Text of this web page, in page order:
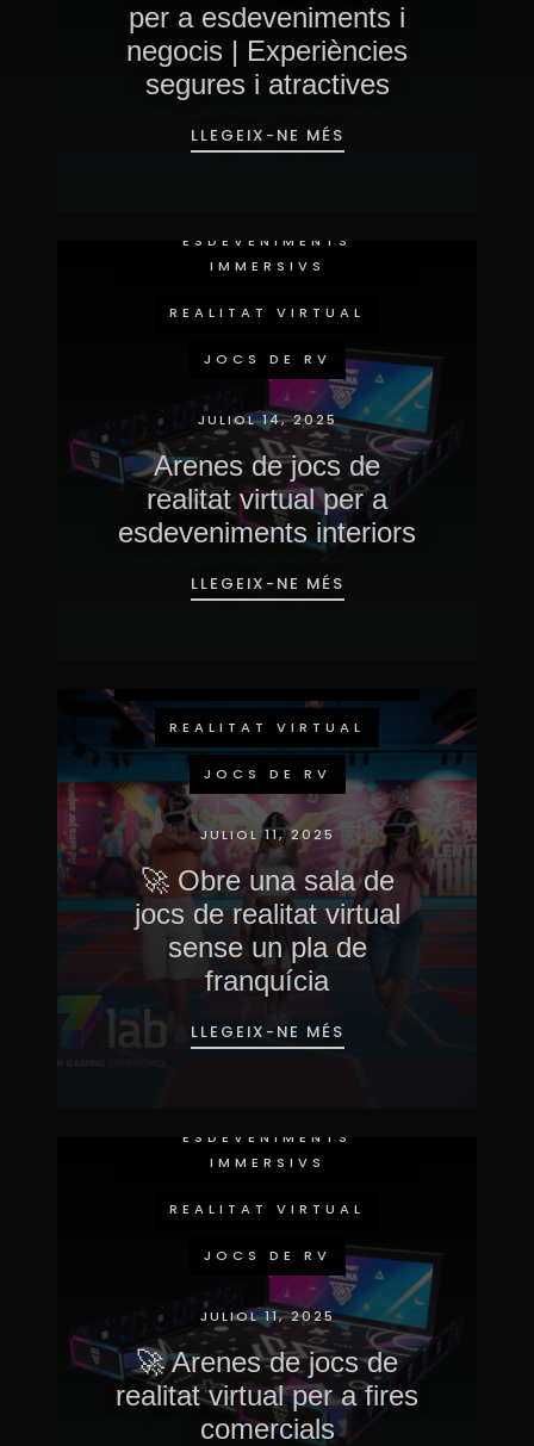
per a esdeveniments i
negocis | Experiències
segures i atractives
LLEGEIX-NE MÉS
ESDEVENIMENTS
IMMERSIVS
REALITAT VIRTUAL
JOCS DE RV
JULIOL 14, 2025
Arenes de jocs de
realitat virtual per a
esdeveniments interiors
LLEGEIX-NE MÉS
REALITAT VIRTUAL
JOCS DE RV
JULIOL 11, 2025
🚀 Obre una sala de
jocs de realitat virtual
sense un pla de
franquícia
LLEGEIX-NE MÉS
ESDEVENIMENTS
IMMERSIVS
REALITAT VIRTUAL
JOCS DE RV
JULIOL 11, 2025
🚀 Arenes de jocs de
realitat virtual per a fires
comercials